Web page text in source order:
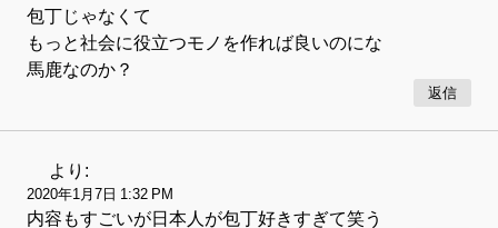
包丁じゃなくて
もっと社会に役立つモノを作れば良いのにな
馬鹿なのか？
返信
より:
2020年1月7日 1:32 PM
内容もすごいが日本人が包丁好きすぎて笑う